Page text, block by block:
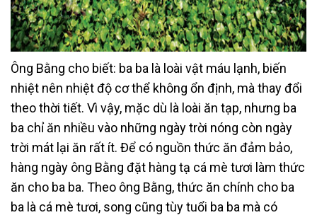
Ông Bằng cho biết: ba ba là loài vật máu lạnh, biến
nhiệt nên nhiệt độ cơ thể không ổn định, mà thay đổi
theo thời tiết. Vì vậy, mặc dù là loài ăn tạp, nhưng ba
ba chỉ ăn nhiều vào những ngày trời nóng còn ngày
trời mát lại ăn rất ít. Để có nguồn thức ăn đảm bảo,
hàng ngày ông Bằng đặt hàng tạ cá mè tươi làm thức
ăn cho ba ba. Theo ông Bằng, thức ăn chính cho ba
ba là cá mè tươi, song cũng tùy tuổi ba ba mà có